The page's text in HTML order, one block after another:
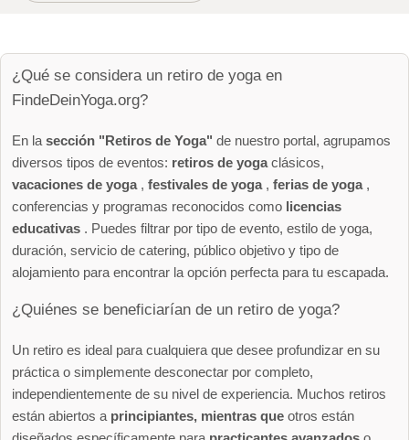
¿Qué se considera un retiro de yoga en
FindeDeinYoga.org?
En la sección "Retiros de Yoga" de nuestro portal, agrupamos
diversos tipos de eventos: retiros de yogaclásicos,
vacaciones de yoga, festivales de yoga, ferias de yoga,
conferencias y programas reconocidos como licencias
educativas . Puedes filtrar por tipo de evento, estilo de yoga,
duración, servicio de catering, público objetivo y tipo de
alojamiento para encontrar la opción perfecta para tu escapada.
¿Quiénes se beneficiarían de un retiro de yoga?
Un retiro es ideal para cualquiera que desee profundizar en su
práctica o simplemente desconectar por completo,
independientemente de su nivel de experiencia. Muchos retiros
están abiertos a principiantes, mientras que otros están